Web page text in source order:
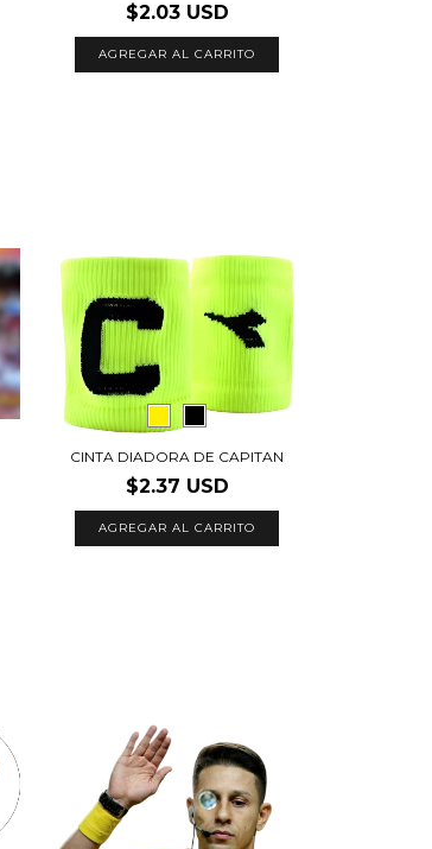
$2.03 USD
CINTA DIADORA DE CAPITAN
$2.37 USD
AGREGAR AL CARRITO